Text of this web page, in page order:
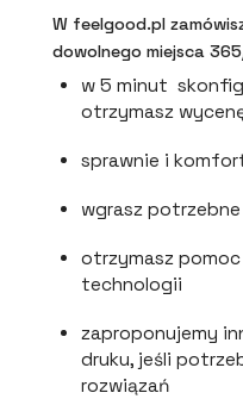
W feelgood.pl
dowolnego miejsca
w 5 minut
otrzymasz
sprawnie i
wgrasz
otrzymasz
technologii
zaproponujemy
druku, jeśli
rozwiązań